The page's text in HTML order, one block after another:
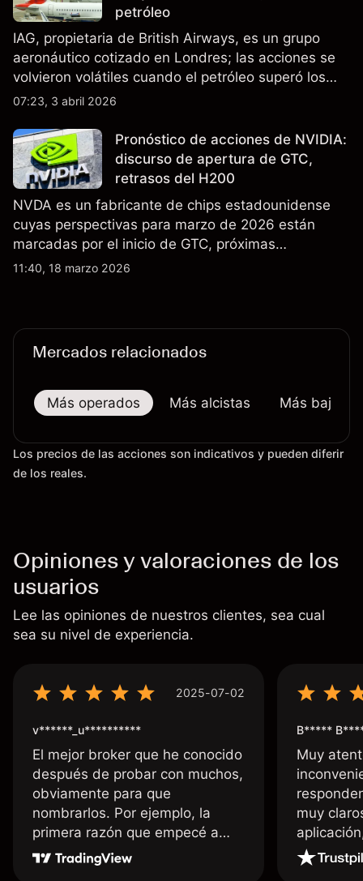
petróleo
IAG, propietaria de British Airways, es un grupo
aeronáutico cotizado en Londres; las acciones se
volvieron volátiles cuando el petróleo superó los
$105 y los cierres del espacio aéreo de Oriente
no es un indicador fiable de resultados futuros..
07:23, 3 abril 2026
Pronóstico de acciones de NVIDIA:
discurso de apertura de GTC,
retrasos del H200
NVDA es un fabricante de chips estadounidense
cuyas perspectivas para marzo de 2026 están
marcadas por el inicio de GTC, próximas
actualizaciones de productos y la incertidumbre
11:40, 18 marzo 2026
Mercados relacionados
Más operados Más alcistas Más bajistas
Los precios de las acciones son indicativos y pueden diferir
de los reales.
Opiniones y valoraciones de los
usuarios
Lee las opiniones de nuestros clientes, sea cual
sea su nivel de experiencia.
2025-07-02
v******_u**********
El mejor broker que he conocido
después de probar con muchos,
obviamente para que
nombrarlos. Por ejemplo, la
primera razón que empecé a
usar Capital fue la llegada de mi
dinero de inmediato a mi cuenta
B*****
Muy
muy